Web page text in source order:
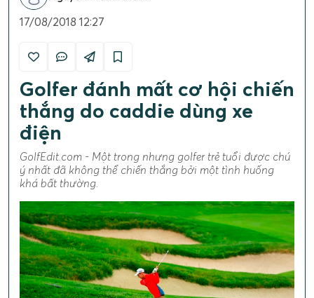
17/08/2018 12:27
Golfer đánh mất cơ hội chiến
thắng do caddie dùng xe
điện
GolfEdit.com - Một trong nhưng golfer trẻ tuổi được chú
ý nhất đã không thể chiến thắng bởi một tình huống
khá bất thường.